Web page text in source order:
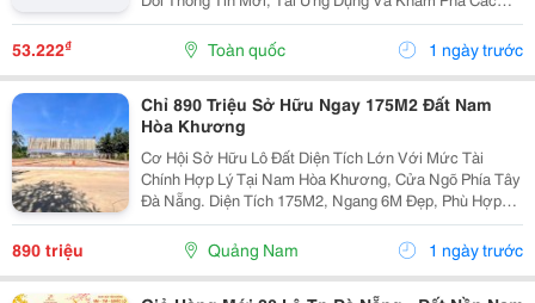
Chuyên Mục Game Bài, Nổ Hũ, Bắn Cá Cùng Nhiều
Tiện Ích Nổi Bật.
53.222₫ Toàn quốc 1 ngày trước
Chỉ 890 Triệu Sở Hữu Ngay 175M2 Đất Nam
Hòa Khương
Cơ Hội Sở Hữu Lô Đất Diện Tích Lớn Với Mức Tài
Chính Hợp Lý Tại Nam Hòa Khương, Cửa Ngõ Phía Tây
Đà Nẵng. Diện Tích 175M2, Ngang 6M Đẹp, Phù Hợp
Xây Nhà Hoặc Đầu Tư Lâu Dài. Chỉ 500M Đến Chợ Đại
Hiệp Và Trường Học Các Cấp. Khu Dân Cư Hiện Hữu,...
890 triệu Quảng Nam 1 ngày trước